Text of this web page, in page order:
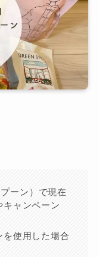
ーン）で現在
キャンペーン
を使用した場合